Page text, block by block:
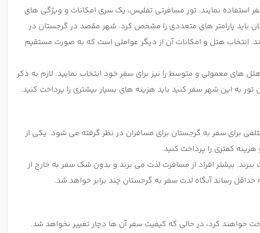
استفاده نمایند. تور مسافرتی تفلیس، یک سری امکانات و ویژگی های
باید پارامتر های متعددی را مشخص کرد. شهر مقصد در گرجستان در
انتخاب هتل و امکانات آن از دیگر عواملی است که به صورت مستقیم
های معمولی و متوسط را نیز برای سفر خود انتخاب نمایید. لازم به ذکر
به این شهر سفر کنید باید هزینه های بسیار بیشتری را پرداخت کنید.
برای سفر به گرجستان برای مسافران در نظر گرفته می شود. یکی از
کمتری را پرداخت کنید.
ببرند. بیشتر افراد از مسافرت لذت می برند و بدون شک سفر به خارج از
حداقل رساند آنگاه لذت سفر به گرجستان چند برابر خواهد شد.
خواهند کرد، در حالی که کیفیت سفر آن ها دچار تغییر نخواهد شد.